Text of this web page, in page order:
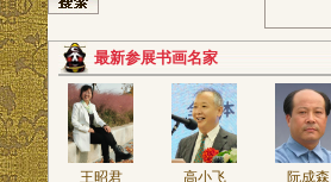
最新参展书画名家
王昭君 高小飞 阮成森